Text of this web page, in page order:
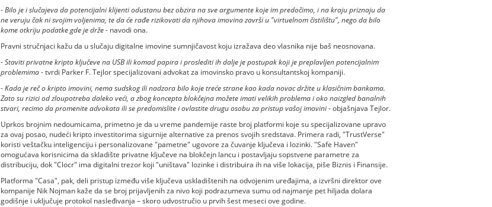
-Bilo je i slučajeva da potencijalni klijenti odustanu bez obzira na sve argumente koje im predočimo, i na kraju priznaju da
ne veruju čak ni svojim voljenima, te da će rađe rizikovati da njihova imovina završi u "virtuelnom čistilištu", nego da bilo
kome otkriju podatke gde je drže- navodi ona.
Pravni stručnjaci kažu da u slučaju digitalne imovine sumnjičavost koju izražava deo vlasnika nije baš neosnovana.
-Staviti privatne kripto ključeve na USB ili komad papira i proslediti ih dalje je postupak koji je preplavljen potencijalnim
problemima- tvrdi Parker F. Tejlor specijalizovani advokat za imovinsko pravo u konsultantskoj kompaniji.
-Kada je reč o kripto imovini, nema sudskog ili nadzora bilo koje treće strane kao kada novac držite u klasičnim bankama.
Zato su rizici od zloupotreba daleko veći, a zbog koncepta blokčejna možete imati velikih problema i oko naizgled banalnih
stvari, recimo da promenite advokata ili se predomislite i ovlastite drugu osobu za pristup vašoj imovini- objašnjava Tejlor.
Uprkos brojnim nedoumicama, primetno je da u vreme pandemije raste broj platformi koje su specijalizovane upravo
za ovaj posao, nudeći kripto investitorima sigurnije alternative za prenos svojih sredstava. Primera radi, "TrustVerse"
koristi veštačku inteligenciju i personalizovane "pametne" ugovore za čuvanje ključeva i lozinki. "Safe Haven"
omogućava korisnicima da skladište privatne ključeve na blokčejn lancu i postavljaju sopstvene parametre za
distribuciju, dok "Clocr" ima digitalni trezor koji "uništava" lozinke i distribuira ih na više lokacija, piše Biznis i Finansije.
Platforma "Casa", pak, deli pristup između više ključeva uskladištenih na odvojenim uređajima, a izvršni direktor ove
kompanije Nik Nojman kaže da se broj prijavljenih za nivo koji podrazumeva sumu od najmanje pet hiljada dolara
godišnje i uključuje protokol nasleđivanja – skoro udvostručio u prvih šest meseci ove godine.